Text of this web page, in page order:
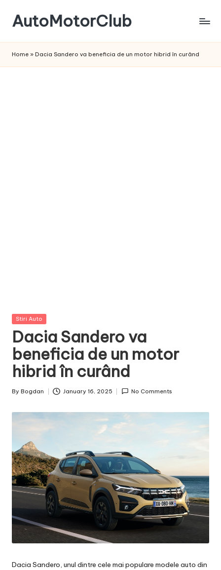
Skip
content
AutoMotorClub
masini
Home » Dacia Sandero va beneficia de un motor hibrid în curând
Posted
Stiri Auto
Dacia Sandero va
beneficia de un motor
hibrid în curând
Posted
By Bogdan January 16, 2025 No Comments
Dacia Sandero, unul dintre cele mai populare modele auto din